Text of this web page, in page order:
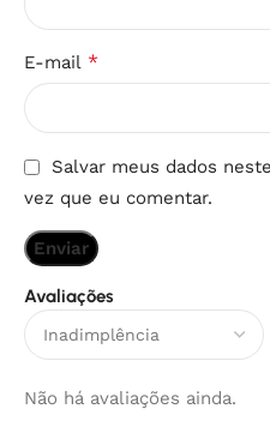
Avaliações
Não há avaliações ainda.
E-mail *
Salvar meus dados
vez que eu comentar.